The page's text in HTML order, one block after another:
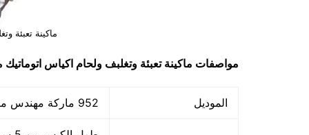
ماكينة تعبئة
مواصفات ماكينة تعبئة وتغلبف ولحام اكياس اتوماتيك
الموديل 952 ماركة مهندس منسي